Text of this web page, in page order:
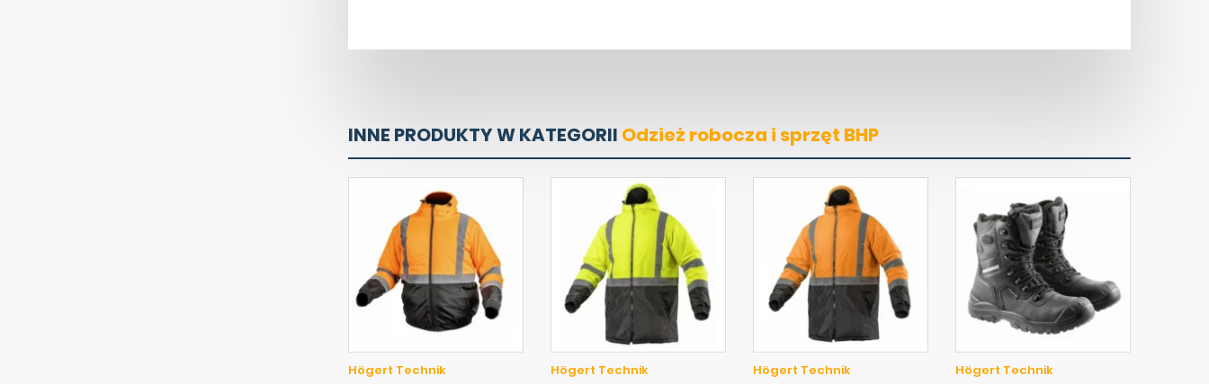
INNE PRODUKTY W KATEGORII Odzież robocza i sprzęt BHP
Högert Technik Högert Technik Högert Technik Högert Technik